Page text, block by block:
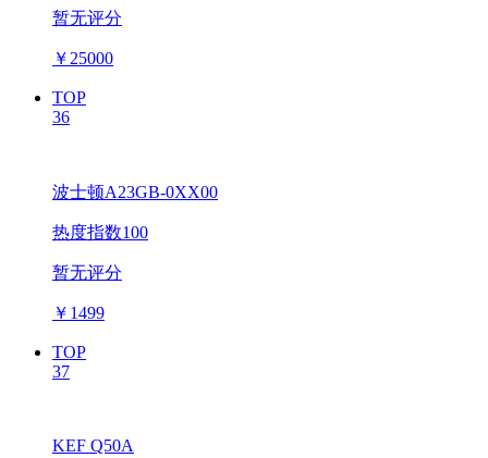
暂无评分
￥ 25000
TOP
36
波士顿A23GB-0XX00
热度指数100
暂无评分
￥ 1499
TOP
37
KEF Q50A